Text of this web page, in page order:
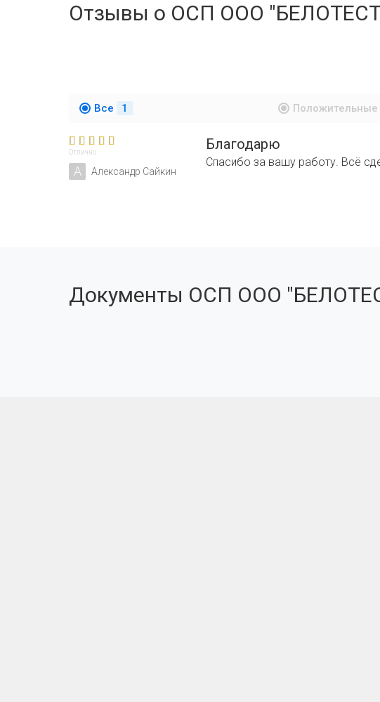
Отзывы о ОСП ООО
Все 1 Положительные
Отлично
А Александр Сайкин
Благодарю
Спасибо за вашу работу. Всё
Документы ОСП ООО